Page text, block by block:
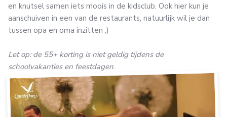
en knutsel samen iets moois in de kidsclub. Ook hier kun je
aanschuiven in een van de restaurants, natuurlijk wil je dan
tussen opa en oma inzitten ;)
Let op: de 55+ korting is niet geldig tijdens de
schoolvakanties en feestdagen.